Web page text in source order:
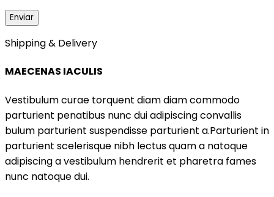
Shipping & Delivery
MAECENAS IACULIS
Vestibulum curae torquent diam diam commodo
parturient penatibus nunc dui adipiscing convallis
bulum parturient suspendisse parturient a.Parturient in
parturient scelerisque nibh lectus quam a natoque
adipiscing a vestibulum hendrerit et pharetra fames
nunc natoque dui.